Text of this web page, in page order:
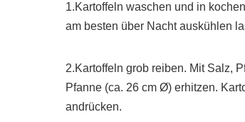
1.Kartoffeln waschen und in
am besten über Nacht auskühlen
2.Kartoffeln grob reiben. Mit Salz,
Pfanne (ca. 26 cm Ø) erhitzen.
andrücken.